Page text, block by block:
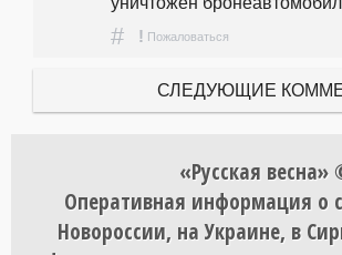
# ! Пожаловаться
СЛЕДУЮЩИЕ
«Русская весна»
Оперативная информация о
Новороссии, на Украине, в